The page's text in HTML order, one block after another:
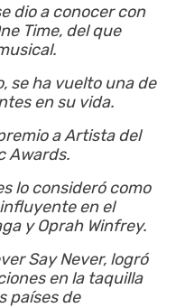
dio a conocer con
Time, del que
se ha vuelto una de
en su vida.
a Artista del
Awards.
lo consideró como
en el
y Oprah Winfrey.
Say Never, logró
en la taquilla
países de